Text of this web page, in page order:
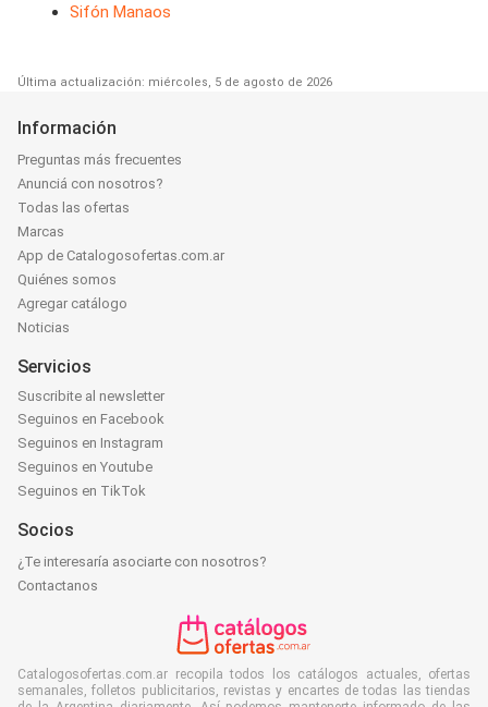
Sifón Manaos
Última actualización: miércoles, 5 de agosto de 2026
Información
Preguntas más frecuentes
Anunciá con nosotros?
Todas las ofertas
Marcas
App de Catalogosofertas.com.ar
Quiénes somos
Agregar catálogo
Noticias
Servicios
Suscribite al newsletter
Seguinos en Facebook
Seguinos en Instagram
Seguinos en Youtube
Seguinos en TikTok
Socios
¿Te interesaría asociarte con nosotros?
Contactanos
Catalogosofertas.com.ar recopila todos los catálogos actuales, ofertas
semanales, folletos publicitarios, revistas y encartes de todas las tiendas